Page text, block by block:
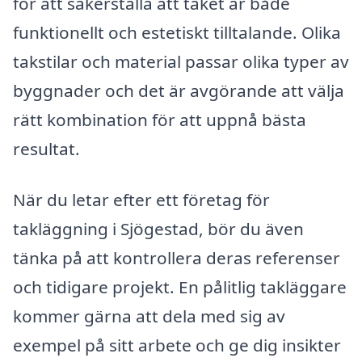
funktionellt och estetiskt tilltalande. Olika
takstilar och material passar olika typer av
byggnader och det är avgörande att välja
rätt kombination för att uppnå bästa
resultat.
När du letar efter ett företag för
takläggning i Sjögestad, bör du även
tänka på att kontrollera deras referenser
och tidigare projekt. En pålitlig takläggare
kommer gärna att dela med sig av
exempel på sitt arbete och ge dig insikter